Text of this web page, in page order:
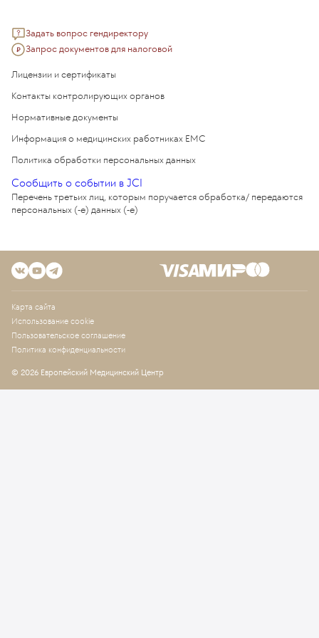
Задать вопрос гендиректору
Запрос документов для налоговой
Лицензии и сертификаты
Контакты контролирующих органов
Нормативные документы
Информация о медицинских работниках EMC
Политика обработки персональных данных
Сообщить о событии в JCI
Перечень третьих лиц, которым поручается обработка/ передаются
персональных (-е) данных (-е)
Карта сайта
Использование cookie
Пользовательское соглашение
Политика конфиденциальности
© 2026 Европейский Медицинский Центр